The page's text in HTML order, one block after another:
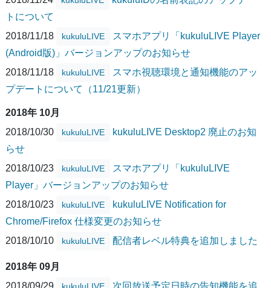
トについて
2018/11/18
kukuluLIVE
スマホアプリ「kukuluLIVE Player
(Android版)」バージョンアップのお知らせ
2018/11/18
kukuluLIVE
スマホ視聴環境と通知機能のアッ
プデートについて（11/21更新）
2018年 10月
2018/10/30
kukuluLIVE
kukuluLIVE Desktop2 廃止のお知
らせ
2018/10/23
kukuluLIVE
スマホアプリ「kukuluLIVE
Player」バージョンアップのお知らせ
2018/10/23
kukuluLIVE
kukuluLIVE Notification for
Chrome/Firefox 仕様変更のお知らせ
2018/10/10
kukuluLIVE 配信者レベル特典を追加しました
2018年 09月
2018/09/29
次回放送予定日時の告知機能を追